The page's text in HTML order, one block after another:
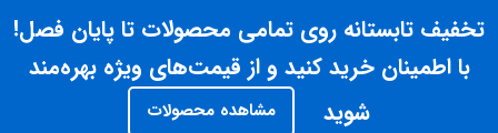
تخفیف تابستانه روی تمامی محصولات تا پایان فصل!
با اطمینان خرید کنید و از قیمت‌های ویژه بهره‌مند
شوید
مشاهده محصولات